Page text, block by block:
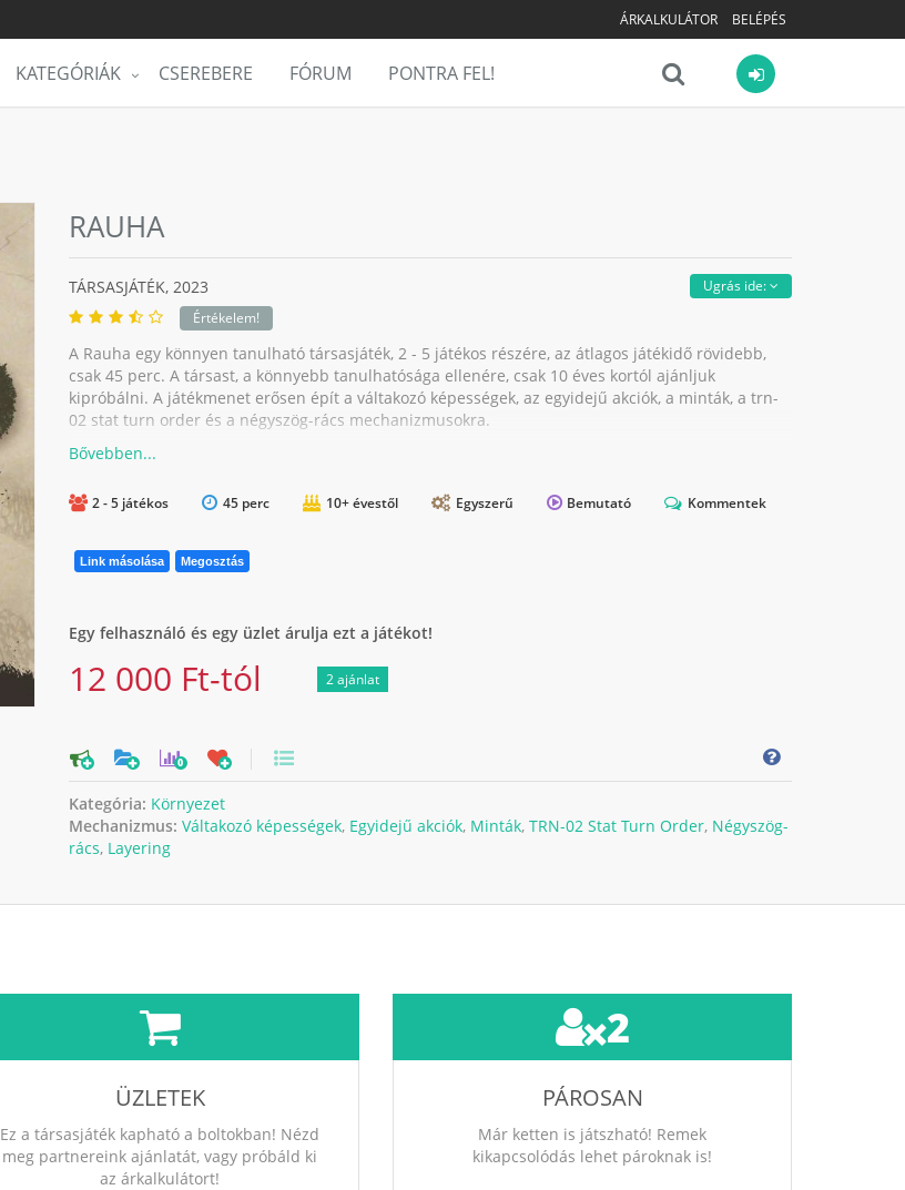
ÁRKALKULÁTOR BELÉPÉS
KATEGÓRIÁK CSEREBERE FÓRUM PONTRA FEL!
RAUHA
Ugrás ide:
TÁRSASJÁTÉK, 2023
Értékelem!
A Rauha egy könnyen tanulható társasjáték, 2 - 5 játékos részére, az átlagos játékidő rövidebb,
csak 45 perc. A társast, a könnyebb tanulhatósága ellenére, csak 10 éves kortól ajánljuk
kipróbálni. A játékmenet erősen épít a váltakozó képességek, az egyidejű akciók, a minták, a trn-
02 stat turn order és a négyszög-rács mechanizmusokra.
2 - 5 játékos 45 perc 10+ évestől Egyszerű Bemutató Kommentek
Link másolása Megosztás
Egy felhasználó és egy üzlet árulja ezt a játékot!
12 000 Ft-tól 2 ajánlat
0
Kategória: Környezet
Mechanizmus: Váltakozó képességek, Egyidejű akciók, Minták, TRN-02 Stat Turn Order, Négyszög-
rács, Layering
ÜZLETEK
Ez a társasjáték kapható a boltokban! Nézd
meg partnereink ajánlatát, vagy próbáld ki
az árkalkulátort!
2
PÁROSAN
Már ketten is játszható! Remek
kikapcsolódás lehet pároknak is!